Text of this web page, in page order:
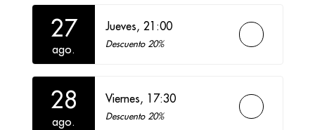
27
ago.
Jueves, 21:00
Descuento 20%
28
ago.
Viernes, 17:30
Descuento 20%